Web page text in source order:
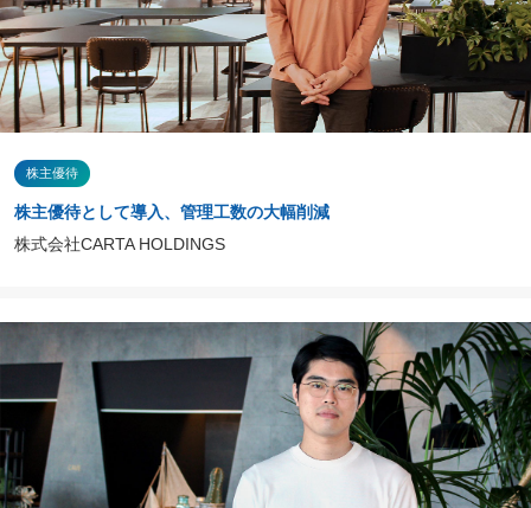
株主優待
株主優待として導入、管理工数の大幅削減
株式会社CARTA HOLDINGS